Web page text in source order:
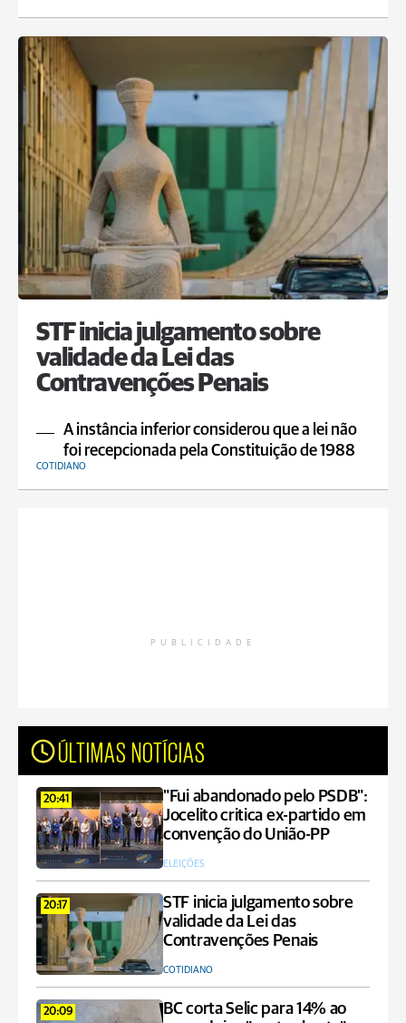
STF inicia julgamento sobre
validade da Lei das
Contravenções Penais
A instância inferior considerou que a lei não
foi recepcionada pela Constituição de 1988
COTIDIANO
PUBLICIDADE
ÚLTIMAS NOTÍCIAS
20:41
"Fui abandonado pelo PSDB":
Jocelito critica ex-partido em
convenção do União-PP
ELEIÇÕES
20:17
STF inicia julgamento sobre
validade da Lei das
Contravenções Penais
COTIDIANO
20:09
BC corta Selic para 14% ao